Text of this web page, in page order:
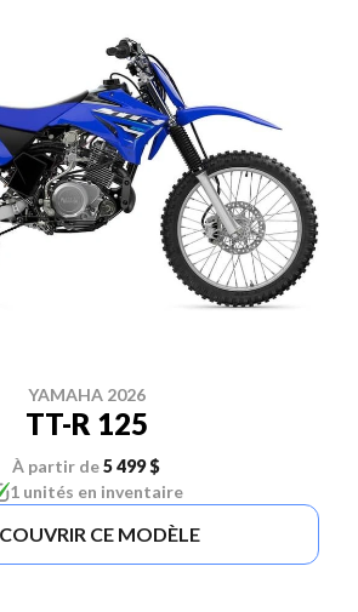
YAMAHA 2026
TT-R 125
À partir de5 499 $
1 unités en inventaire
CE MODÈLE